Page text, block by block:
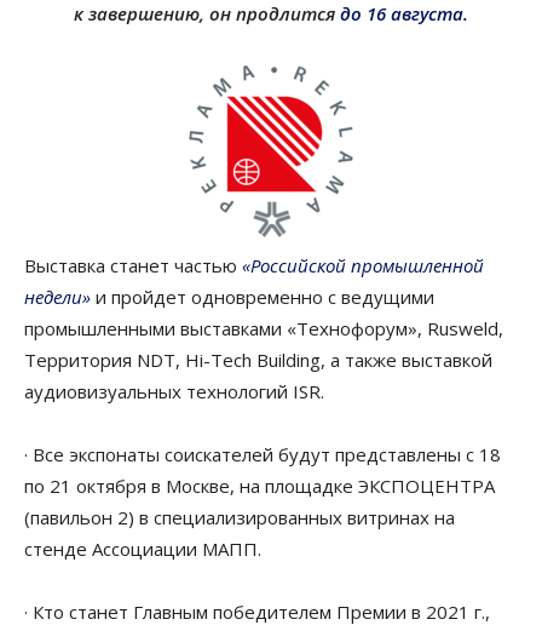
к завершению, он продлится до 16 августа.
Выставка станет частью «Российской промышленной
недели» и пройдет одновременно с ведущими
промышленными выставками «Технофорум», Rusweld,
Территория NDT, Hi-Tech Building, а также выставкой
аудиовизуальных технологий ISR.
· Все экспонаты соискателей будут представлены с 18
по 21 октября в Москве, на площадке ЭКСПОЦЕНТРА
(павильон 2) в специализированных витринах на
стенде Ассоциации МАПП.
· Кто станет Главным победителем Премии в 2021 г.,